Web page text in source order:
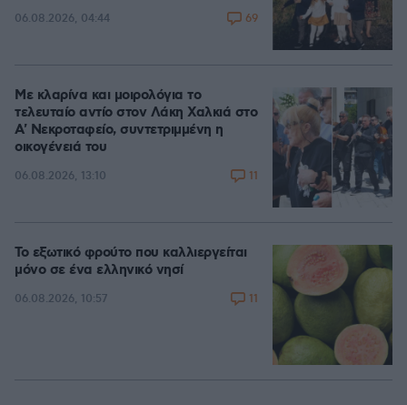
06.08.2026, 04:44 69
Με κλαρίνα και μοιρολόγια το
τελευταίο αντίο στον Λάκη Χαλκιά στο
A' Νεκροταφείο, συντετριμμένη η
οικογένειά του
06.08.2026, 13:10 11
Το εξωτικό φρούτο που καλλιεργείται
μόνο σε ένα ελληνικό νησί
06.08.2026, 10:57 11